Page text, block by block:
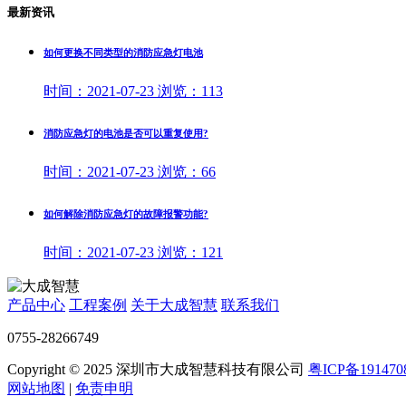
最新资讯
如何更换不同类型的消防应急灯电池
时间： 2021-07-23 浏览： 113
消防应急灯的电池是否可以重复使用?
时间： 2021-07-23 浏览： 66
如何解除消防应急灯的故障报警功能?
时间： 2021-07-23 浏览： 121
产品中心 工程案例 关于大成智慧 联系我们
0755-28266749
Copyright © 2025 深圳市大成智慧科技有限公司 粤ICP备
网站地图 | 免责申明